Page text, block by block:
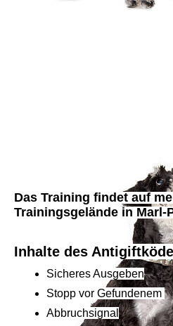
antigiftködertraining-melanies-
Das Training findet auf
Trainingsgelände in Marl-
Inhalte des
Sicheres Ausgeben
Stopp vor Gefundenem
Abbruchsignal